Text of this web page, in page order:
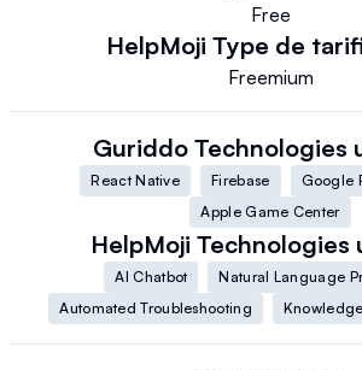
Free
HelpMoji Type de
Freemium
Guriddo Technologies
React Native Firebase
Google
Apple Game Center
HelpMoji Technologies
AI Chatbot
Natural Language
Automated Troubleshooting